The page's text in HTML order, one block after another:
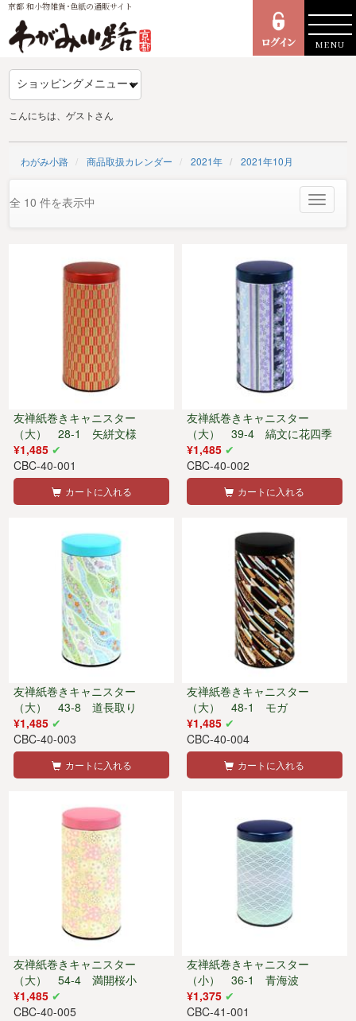
MENU
京都 和小物雑貨･色紙の通販サイト
こんにちは、ゲストさん
わがみ小路 商品取扱カレンダー 2021年 2021年10月
Toggle
全 10 件を表示中
友禅紙巻きキャニスター
（大） 28-1 矢絣文様
¥1,485
CBC-40-001
カートに入れる
友禅紙巻きキャニスター
（大） 39-4 縞文に花四季
¥1,485
CBC-40-002
カートに入れる
友禅紙巻きキャニスター
（大） 43-8 道長取り
¥1,485
CBC-40-003
カートに入れる
友禅紙巻きキャニスター
（大） 48-1 モガ
¥1,485
CBC-40-004
カートに入れる
友禅紙巻きキャニスター
（大） 54-4 満開桜小
¥1,485
CBC-40-005
友禅紙巻きキャニスター
（小） 36-1 青海波
¥1,375
CBC-41-001